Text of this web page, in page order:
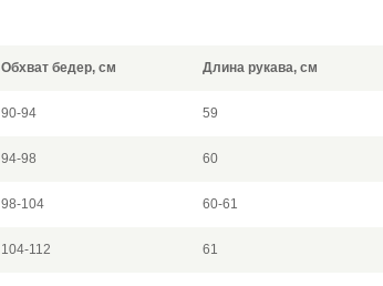
Обхват бедер, см Длина рукава, см
90-94 59
94-98 60
98-104 60-61
104-112 61